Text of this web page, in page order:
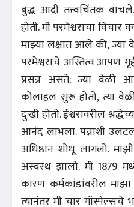
बुद्ध आदी तत्त्वचिंतक
होती. मी परमेश्वराचा
माझ्या लक्षात आले की, ज्या
परमेश्वराचे अस्तित्व आपण
प्रसन्न असते; ज्या वेळी
कोलाहल सुरू होतो, त्या
दुःखी होतो. ईश्वरावरील
आनंद लाभला. पन्नाशी
अधिष्ठान शोधू लागलो.
अस्वस्थ झालो. मी 1879
कारण कर्मकांडांवरील माझा
त्यानंतर मी चार